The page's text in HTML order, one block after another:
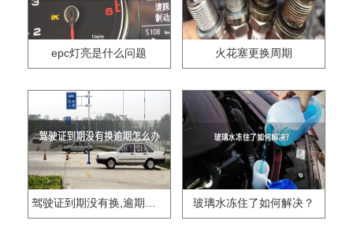
epc灯亮是什么问题 火花塞更换周期
驾驶证到期没有换,逾期怎么办?? 玻璃水冻住了如何解决？